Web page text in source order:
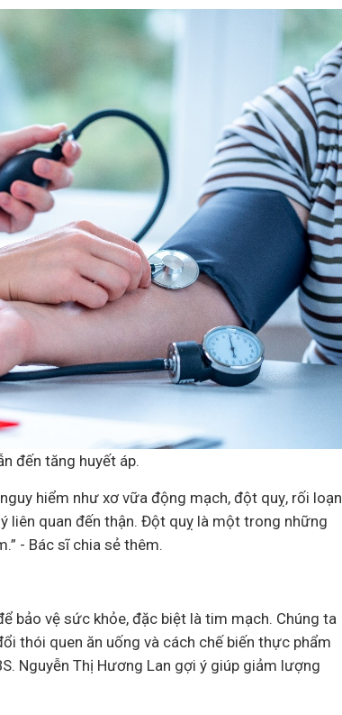
đến tăng huyết áp.
hiểm như xơ vữa động mạch, đột quỵ, rối loạn
liên quan đến thận. Đột quỵ là một trong những
- Bác sĩ chia sẻ thêm.
bảo vệ sức khỏe, đặc biệt là tim mạch. Chúng ta
thói quen ăn uống và cách chế biến thực phẩm
Nguyễn Thị Hương Lan gợi ý giúp giảm lượng